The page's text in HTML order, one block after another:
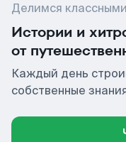
Делимся
Истории и
от
Каждый день
собственные